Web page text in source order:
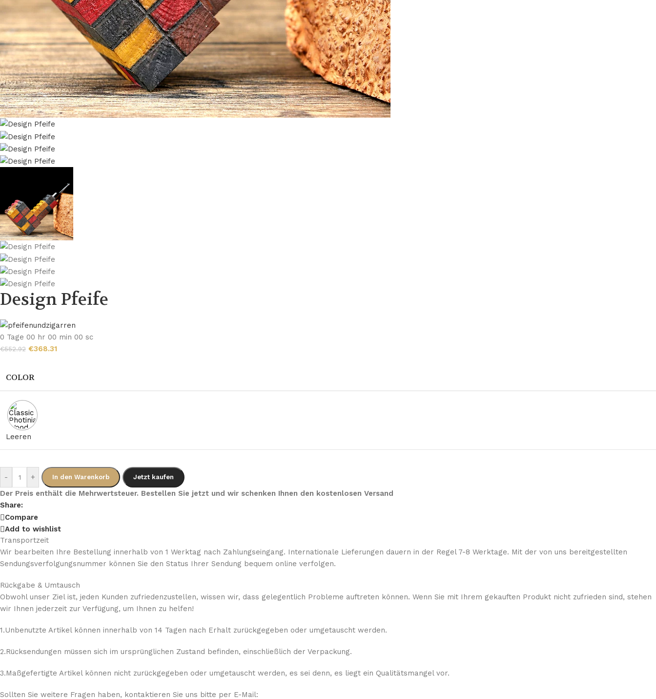
Design Pfeife
0 Tage 00 hr 00 min 00 sc
€552.92 €368.31
COLOR
Leeren
- + In den Warenkorb Jetzt kaufen
Der Preis enthält die Mehrwertsteuer. Bestellen Sie jetzt und wir schenken Ihnen den kostenlosen Versand
Share:
Compare
Add to wishlist
Transportzeit
Wir bearbeiten Ihre Bestellung innerhalb von 1 Werktag nach Zahlungseingang. Internationale Lieferungen dauern in der Regel 7-8 Werktage. Mit der von uns bereitgestellten
Sendungsverfolgungsnummer können Sie den Status Ihrer Sendung bequem online verfolgen.
Rückgabe & Umtausch
Obwohl unser Ziel ist, jeden Kunden zufriedenzustellen, wissen wir, dass gelegentlich Probleme auftreten können. Wenn Sie mit Ihrem gekauften Produkt nicht zufrieden sind, stehen
wir Ihnen jederzeit zur Verfügung, um Ihnen zu helfen!
1.Unbenutzte Artikel können innerhalb von 14 Tagen nach Erhalt zurückgegeben oder umgetauscht werden.
2.Rücksendungen müssen sich im ursprünglichen Zustand befinden, einschließlich der Verpackung.
3.Maßgefertigte Artikel können nicht zurückgegeben oder umgetauscht werden, es sei denn, es liegt ein Qualitätsmangel vor.
Sollten Sie weitere Fragen haben, kontaktieren Sie uns bitte per E-Mail: